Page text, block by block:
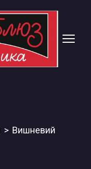
Вишневий